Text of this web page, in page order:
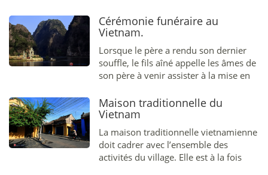
vietnamien...
Cérémonie funéraire au
Vietnam.
Lorsque le père a rendu son dernier
souffle, le fils aîné appelle les âmes de
son père à venir assister à la mise en
Maison traditionnelle du
Vietnam
La maison traditionnelle vietnamienne
doit cadrer avec l’ensemble des
activités du village. Elle est à la fois